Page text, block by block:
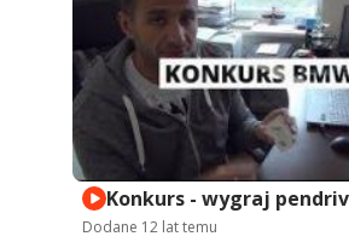
Konkurs - wygraj
Dodane 12 lat temu